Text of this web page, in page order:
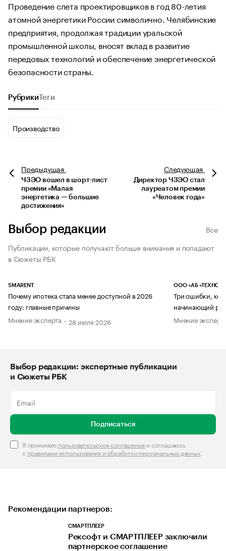
Проведение слета проектировщиков в год 80-летия
атомной энергетики России символично. Челябинские
предприятия, продолжая традиции уральской
промышленной школы, вносят вклад в развитие
передовых технологий и обеспечение энергетической
безопасности страны.
Рубрики Теги
Производство
Предыдущая
ЧЗЭО вошел в шорт-лист
премии «Малая
энергетика — большие
достижения»
Следующая
Директор ЧЗЭО стал
лауреатом премии
«Человек года»
Выбор редакции
Все
Публикации, которые получают больше внимания и попадают
в Сюжеты РБК
SMARENT
Почему ипотека стала менее доступной в 2026
году: главные причины
Мнение эксперта
28 июля 2026
ООО «АБ
Три ошибки,
начинающий
Мнение
Выбор редакции: экспертные публикации
и Сюжеты РБК
Подписаться
Я принимаю пользовательское соглашениеи соглашаюсь
с правилами использования и обработки персональных данных.
Рекомендации партнеров:
СМАРТПЛЕЕР
Рексофт и СМАРТПЛЕЕР заключили
партнерское соглашение